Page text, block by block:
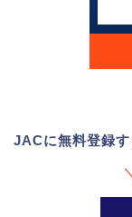
JACに無料登録す